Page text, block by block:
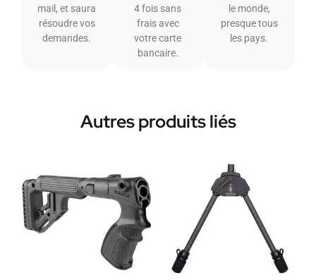
mail, et saura
résoudre vos
demandes.
4 fois sans
frais avec
votre carte
bancaire.
le monde,
presque tous
les pays.
Autres produits liés